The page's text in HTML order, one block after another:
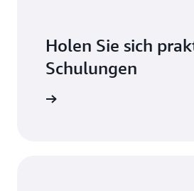
Holen Sie sich
Schulungen